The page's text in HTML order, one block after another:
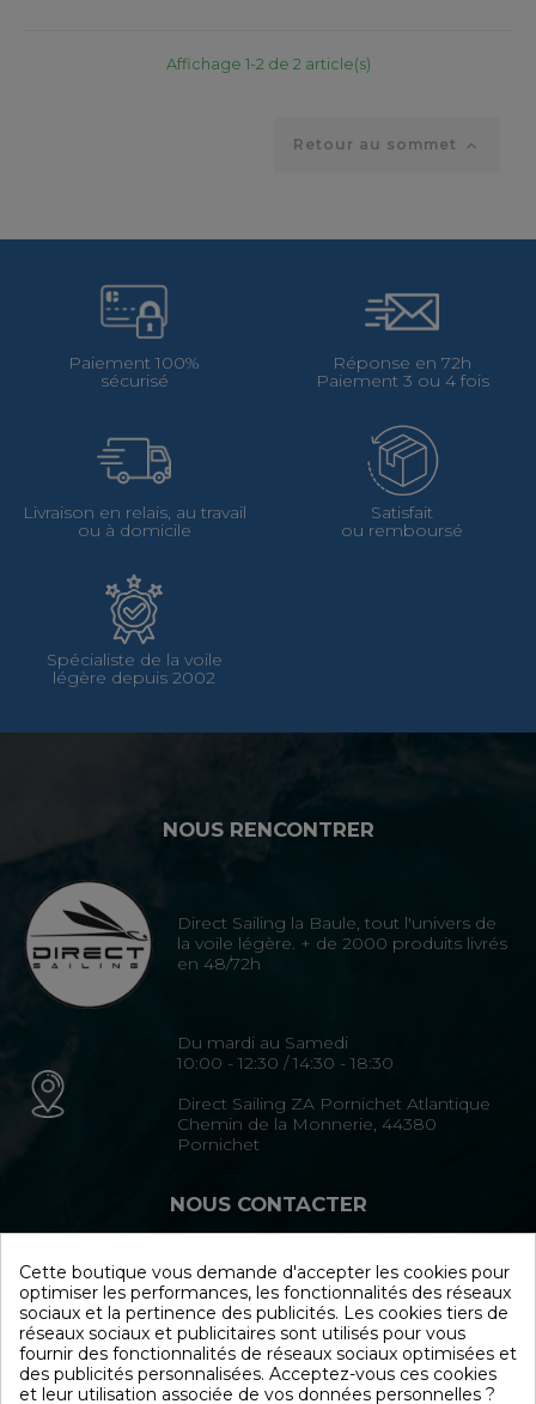
Affichage 1-2 de 2 article(s)
Retour au sommet 
Paiement 100%
sécurisé
Réponse en 72h
Paiement 3 ou 4 fois
Livraison en relais, au travail
ou à domicile
Satisfait
ou remboursé
Spécialiste de la voile
légère depuis 2002
NOUS RENCONTRER
Direct Sailing la Baule, tout l'univers de
la voile légère. + de 2000 produits livrés
en 48/72h
Du mardi au Samedi
10:00 - 12:30 / 14:30 - 18:30
Direct Sailing ZA Pornichet Atlantique
Chemin de la Monnerie, 44380
Pornichet
NOUS CONTACTER
02 40 15 35 35
Formulaire de contact
NOUS SUIVRE
Cette boutique vous demande d'accepter les cookies pour
optimiser les performances, les fonctionnalités des réseaux
sociaux et la pertinence des publicités. Les cookies tiers de
réseaux sociaux et publicitaires sont utilisés pour vous
fournir des fonctionnalités de réseaux sociaux optimisées et
des publicités personnalisées. Acceptez-vous ces cookies
et leur utilisation associée de vos données personnelles ?